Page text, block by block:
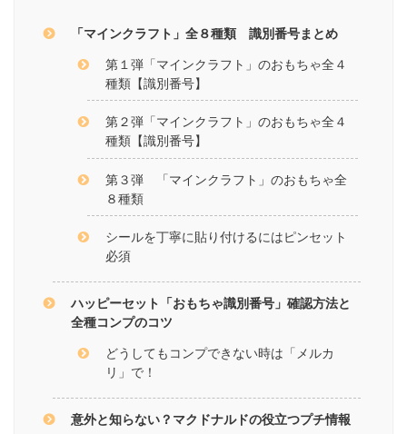
「マインクラフト」全８種類 識別番号まとめ
第１弾「マインクラフト」のおもちゃ全４
種類【識別番号】
第２弾「マインクラフト」のおもちゃ全４
種類【識別番号】
第３弾 「マインクラフト」のおもちゃ全
８種類
シールを丁寧に貼り付けるにはピンセット
必須
ハッピーセット「おもちゃ識別番号」確認方法と
全種コンプのコツ
どうしてもコンプできない時は「メルカ
リ」で！
意外と知らない？マクドナルドの役立つプチ情報